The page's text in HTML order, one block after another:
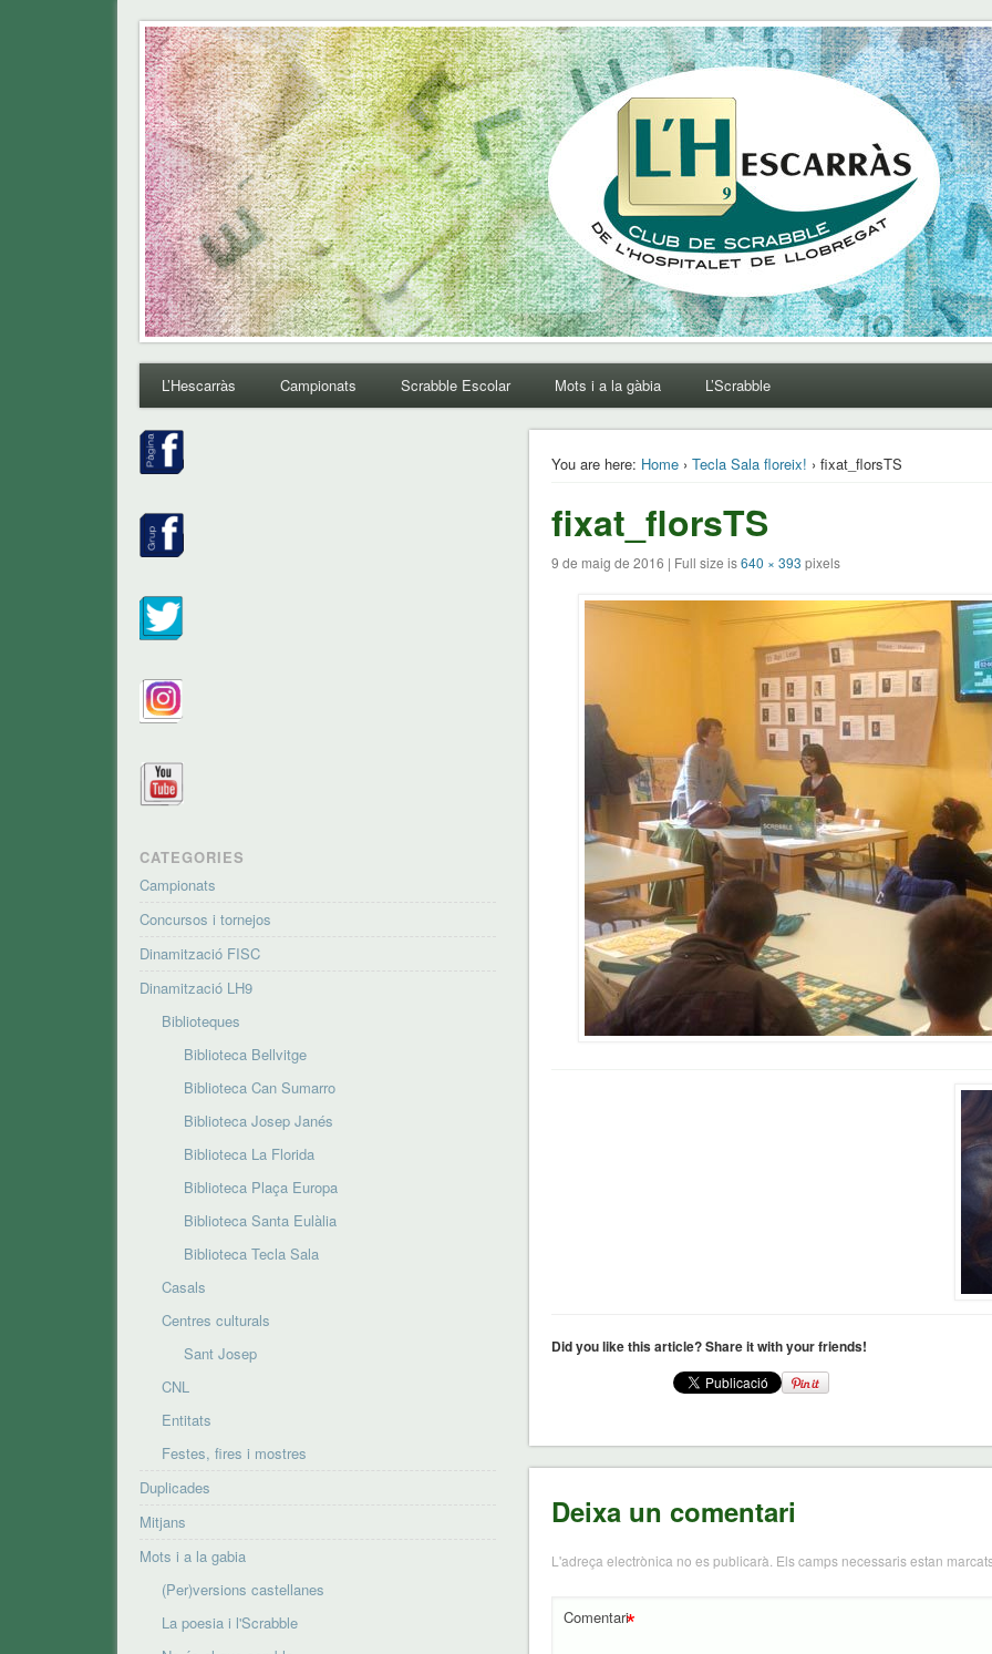
L'Hescarras
Club de Scrabble de L'Hospitalet de Llobregat
L’Hescarràs Campionats Scrabble Escolar Mots i a la gàbia L’Scrabble
You are here: Home ›Tecla Sala floreix! › fixat_florsTS
fixat_florsTS
9 de maig de 2016 | Full size is640 × 393 pixels
Did you like this article? Share it with your friends!
Deixa un comentari
L'adreça electrònica no es publicarà. Els camps necessaris estan
Comentari*
CATEGORIES
Campionats
Concursos i tornejos
Dinamització FISC
Dinamització LH9
Biblioteques
Biblioteca Bellvitge
Biblioteca Can Sumarro
Biblioteca Josep Janés
Biblioteca La Florida
Biblioteca Plaça Europa
Biblioteca Santa Eulàlia
Biblioteca Tecla Sala
Casals
Centres culturals
Sant Josep
CNL
Entitats
Festes, fires i mostres
Duplicades
Mitjans
Mots i a la gabia
(Per)versions castellanes
La poesia i l'Scrabble